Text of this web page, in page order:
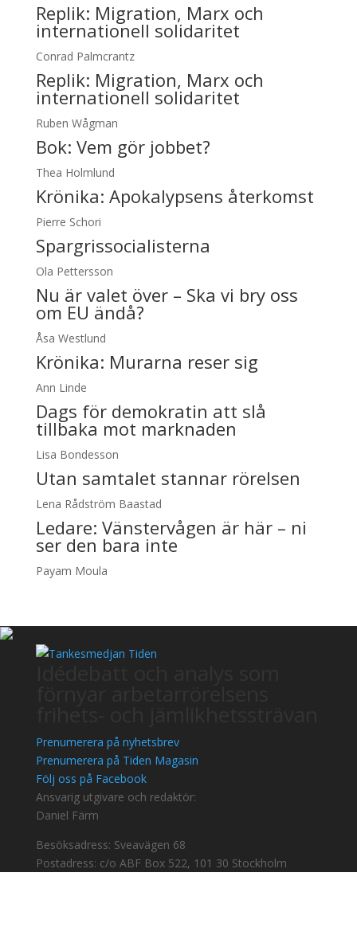
Replik: Migration, Marx och
internationell solidaritet
Conrad Palmcrantz
Replik: Migration, Marx och
internationell solidaritet
Ruben Wågman
Bok: Vem gör jobbet?
Thea Holmlund
Krönika: Apokalypsens återkomst
Pierre Schori
Spargrissocialisterna
Ola Pettersson
Nu är valet över – Ska vi bry oss
om EU ändå?
Åsa Westlund
Krönika: Murarna reser sig
Ann Linde
Dags för demokratin att slå
tillbaka mot marknaden
Lisa Bondesson
Utan samtalet stannar rörelsen
Lena Rådström Baastad
Ledare: Vänstervågen är här – ni
ser den bara inte
Payam Moula
Prenumerera på nyhetsbrev
Prenumerera på Tiden Magasin
Följ oss på Facebook
Ansvarig utgivare och redaktör:
Daniel Färm
Besöksadress: Sveavägen 68
Postadress: c/o ABF Box 522, 101 30 Stockholm